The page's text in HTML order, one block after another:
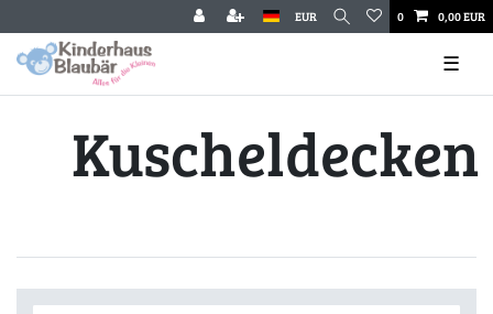
EUR 0 0,00 EUR
☰
Kuscheldecken